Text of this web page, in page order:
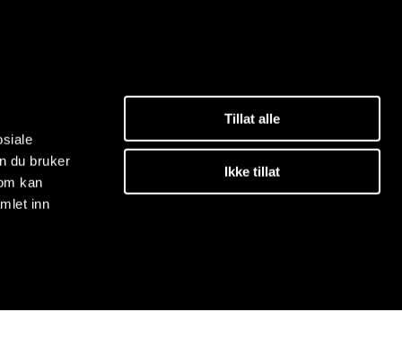
du bruker
kan
inn
Tillat alle
Ikke tillat